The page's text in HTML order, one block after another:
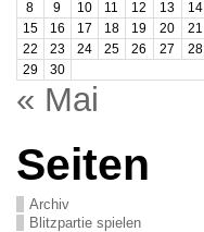
8
9 10 11 12 13
14
15
16 17 18 19 20
21
22
23 24 25 26 27
28
29
30
« Mai
Seiten
Archiv
Blitzpartie spielen